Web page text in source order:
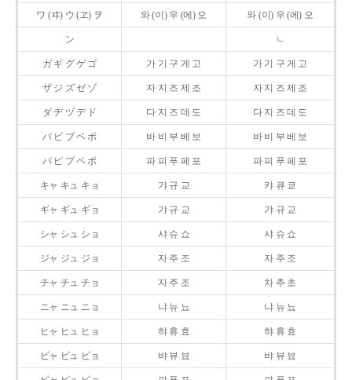
ワ (ヰ) ウ (ヱ) ヲ 와 (이) 우 (에) 오 와 (이) 우 (에) 오
ン ㄴ
ガ ギ グ ゲ ゴ 가 기 구 게 고 가 기 구 게 고
ザ ジ ズ ゼ ゾ 자 지 즈 제 조 자 지 즈 제 조
ダ ヂ ヅ デ ド 다 지 즈 데 도 다 지 즈 데 도
バ ビ ブ ベ ボ 바 비 부 베 보 바 비 부 베 보
パ ピ プ ペ ポ 파 피 푸 페 포 파 피 푸 페 포
キャ キュ キョ 갸 규 교 캬 큐 쿄
ギャ ギュ ギョ 갸 규 교 갸 규 교
シャ シュ ショ 샤 슈 쇼 샤 슈 쇼
ジャ ジュ ジョ 자 주 조 자 주 조
チャ チュ チョ 자 주 조 차 추 초
ニャ ニュ ニョ 냐 뉴 뇨 냐 뉴 뇨
ヒャ ヒュ ヒョ 햐 휴 효 햐 휴 효
ビャ ビュ ビョ 뱌 뷰 뵤 뱌 뷰 뵤